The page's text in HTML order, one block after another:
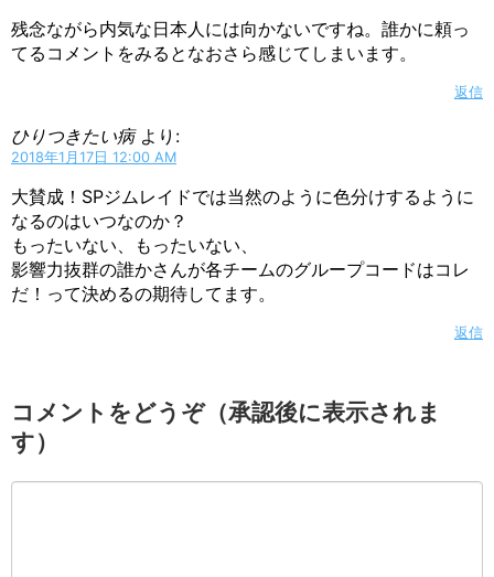
残念ながら内気な日本人には向かないですね。誰かに頼っ
てるコメントをみるとなおさら感じてしまいます。
返信
ひりつきたい病 より:
2018年1月17日 12:00 AM
大賛成！SPジムレイドでは当然のように色分けするように
なるのはいつなのか？
もったいない、もったいない、
影響力抜群の誰かさんが各チームのグループコードはコレ
だ！って決めるの期待してます。
返信
コメントをどうぞ（承認後に表示されま
す）